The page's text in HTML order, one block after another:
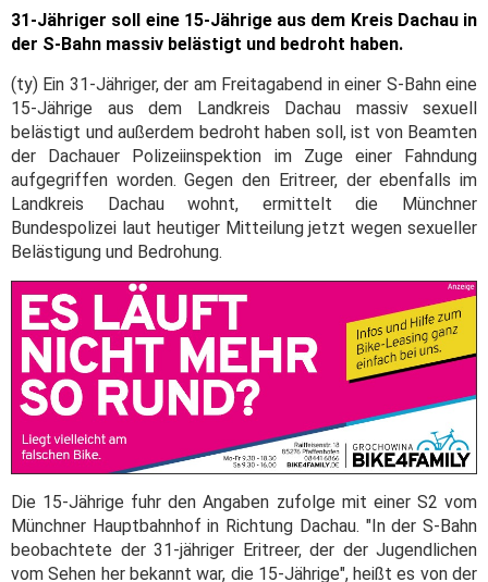
31-Jähriger soll eine 15-Jährige aus dem Kreis Dachau in
der S-Bahn massiv belästigt und bedroht haben.
(ty) Ein 31-Jähriger, der am Freitagabend in einer S-Bahn eine
15-Jährige aus dem Landkreis Dachau massiv sexuell
belästigt und außerdem bedroht haben soll, ist von Beamten
der Dachauer Polizeiinspektion im Zuge einer Fahndung
aufgegriffen worden. Gegen den Eritreer, der ebenfalls im
Landkreis Dachau wohnt, ermittelt die Münchner
Bundespolizei laut heutiger Mitteilung jetzt wegen sexueller
Belästigung und Bedrohung.
Die 15-Jährige fuhr den Angaben zufolge mit einer S2 vom
Münchner Hauptbahnhof in Richtung Dachau. "In der S-Bahn
beobachtete der 31-jähriger Eritreer, der der Jugendlichen
vom Sehen her bekannt war, die 15-Jährige", heißt es von der